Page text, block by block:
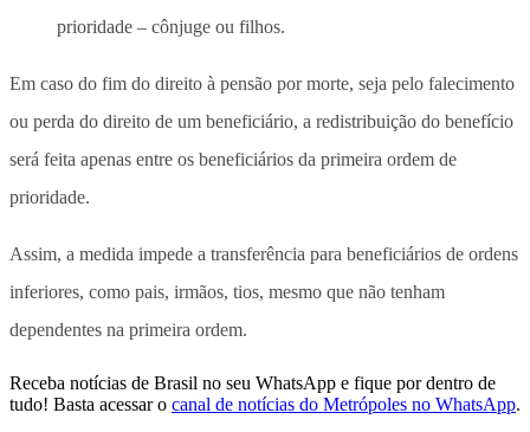
prioridade – cônjuge ou filhos.
Em caso do fim do direito à pensão por morte, seja pelo falecimento
ou perda do direito de um beneficiário, a redistribuição do benefício
será feita apenas entre os beneficiários da primeira ordem de
prioridade.
Assim, a medida impede a transferência para beneficiários de ordens
inferiores, como pais, irmãos, tios, mesmo que não tenham
dependentes na primeira ordem.
Receba notícias de Brasil no seu WhatsApp e fique por dentro de
tudo! Basta acessar o canal de notícias do Metrópoles no WhatsApp.